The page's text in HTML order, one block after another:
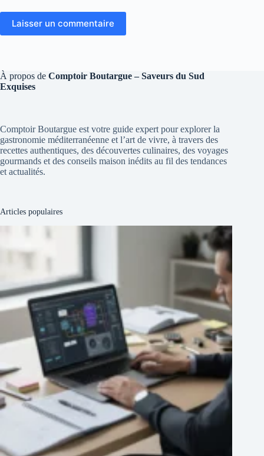
Laisser un commentaire
À propos de Comptoir Boutargue – Saveurs du Sud
Exquises
Comptoir Boutargue est votre guide expert pour explorer la
gastronomie méditerranéenne et l’art de vivre, à travers des
recettes authentiques, des découvertes culinaires, des voyages
gourmands et des conseils maison inédits au fil des tendances
et actualités.
Articles populaires